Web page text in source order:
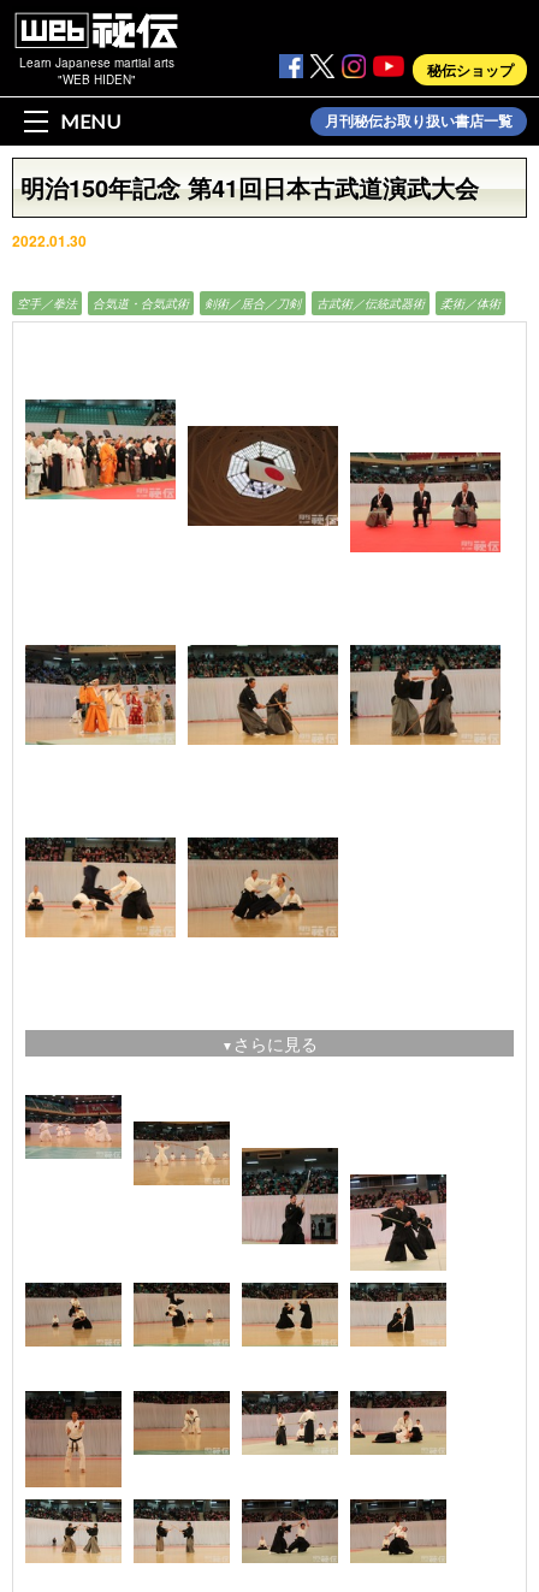
Learn Japanese martial arts
"WEB HIDEN"
秘伝ショップ
MENU 月刊秘伝お取り扱い書店一覧
明治150年記念 第41回日本古武道演武大会
2022.01.30
空手／拳法
合気道・合気武術 剣術／居合／刀剣 古武術／伝統武器術 柔術／体術
▼ さらに見る